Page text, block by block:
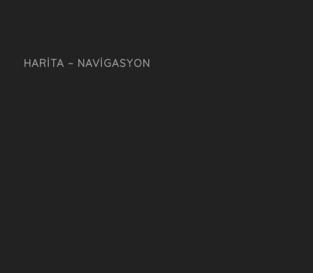
HARITA – NAVIGASYON